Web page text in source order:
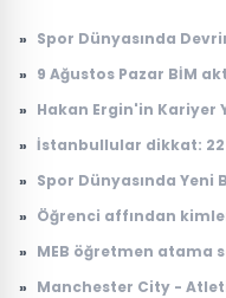
» Spor Dünyasında
» 9 Ağustos Pazar BİM
ürünleri: Elektrikli
» Hakan Ergin'in Kariyer
» İstanbullular dikkat:
» Spor Dünyasında Yeni
» Öğrenci affından
» MEB öğretmen atama
» Manchester City -